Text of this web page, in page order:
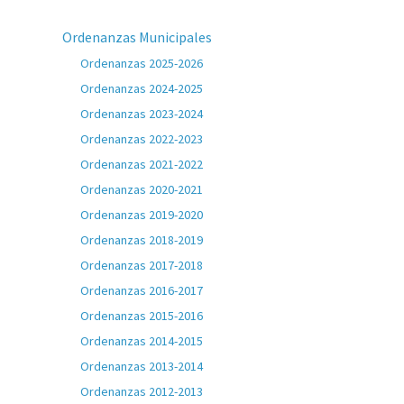
Ordenanzas Municipales
Ordenanzas 2025-2026
Ordenanzas 2024-2025
Ordenanzas 2023-2024
Ordenanzas 2022-2023
Ordenanzas 2021-2022
Ordenanzas 2020-2021
Ordenanzas 2019-2020
Ordenanzas 2018-2019
Ordenanzas 2017-2018
Ordenanzas 2016-2017
Ordenanzas 2015-2016
Ordenanzas 2014-2015
Ordenanzas 2013-2014
Ordenanzas 2012-2013